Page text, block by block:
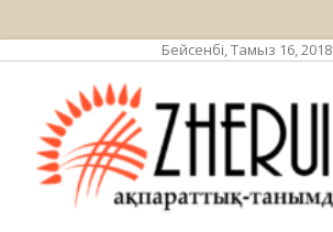
Бейсенбі, Тамыз 16, 2018